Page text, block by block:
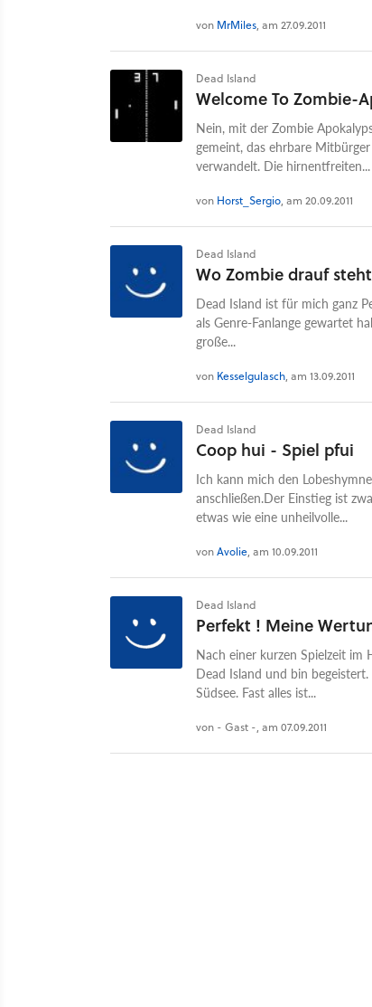
von MrMiles, am 27.09.2011
Dead Island
Welcome To Zombie-
Nein, mit der Zombie
gemeint, das ehrbare
verwandelt. Die hirnentfreiten...
von Horst_Sergio, am 20.09.2011
Dead Island
Wo Zombie drauf
Dead Island ist für mich ganz
als Genre-Fanlange gewartet
große...
von Kesselgulasch, am 13.09.2011
Dead Island
Coop hui - Spiel pfui
Ich kann mich den
anschließen.Der Einstieg ist
etwas wie eine unheilvolle...
vonAvolie, am 10.09.2011
Dead Island
Perfekt ! Meine
Nach einer kurzen Spielzeit
Dead Island und bin
Südsee. Fast alles ist...
von - Gast -, am 07.09.2011